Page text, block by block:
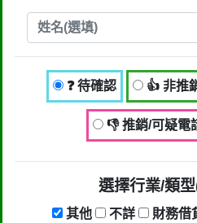
回報時間：2021-
匿名：
回報內容：04-
電
行業/類型
回報時間：2021-
❓ 待確認 👍 非推
👎 推銷/可疑電
選擇行業/類型
其他 不詳 財務借